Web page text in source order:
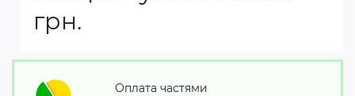
грн.
Оплата частями